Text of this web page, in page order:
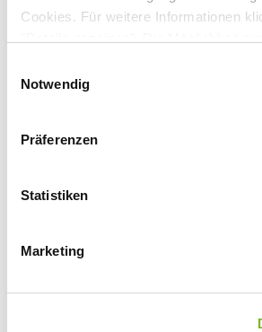
Cookies. Für weitere Informationen
Datenschutzerklärung
Notwendig
Präferenzen
Statistiken
Marketing
Anbieter:
INSTO Gesellschaft für
Tel:
0241 4012-653